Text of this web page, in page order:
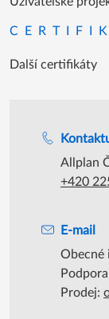
Allplan
+420
E-mail
Obecné
Prodej:
Další certifikáty